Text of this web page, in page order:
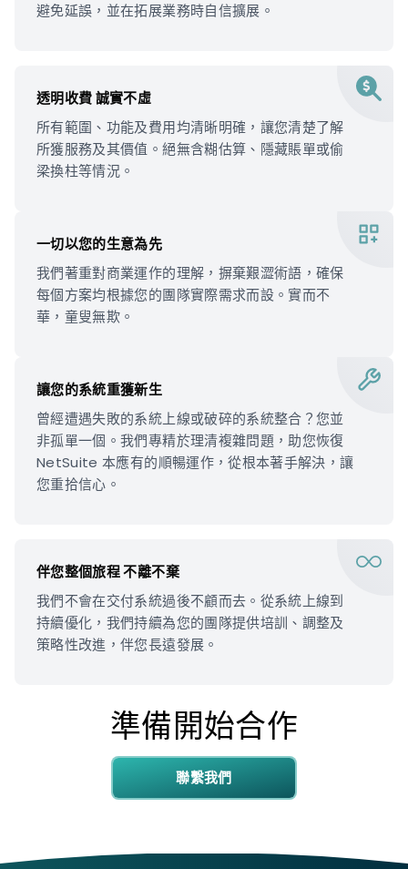
避免延誤，並在拓展業務時自信擴展。
透明收費 誠實不虛
所有範圍、功能及費用均清晰明確，讓您清楚了解
所獲服務及其價值。絕無含糊估算、隱藏賬單或偷
梁換柱等情況。
一切以您的生意為先
我們著重對商業運作的理解，摒棄艱澀術語，確保
每個方案均根據您的團隊實際需求而設。實而不
華，童叟無欺。
讓您的系統重獲新生
曾經遭遇失敗的系統上線或破碎的系統整合？您並
非孤單一個。我們專精於理清複雜問題，助您恢復
NetSuite 本應有的順暢運作，從根本著手解決，讓
您重拾信心。
伴您整個旅程 不離不棄
我們不會在交付系統過後不顧而去。從系統上線到
持續優化，我們持續為您的團隊提供培訓、調整及
策略性改進，伴您長遠發展。
準備開始合作
聯繫我們